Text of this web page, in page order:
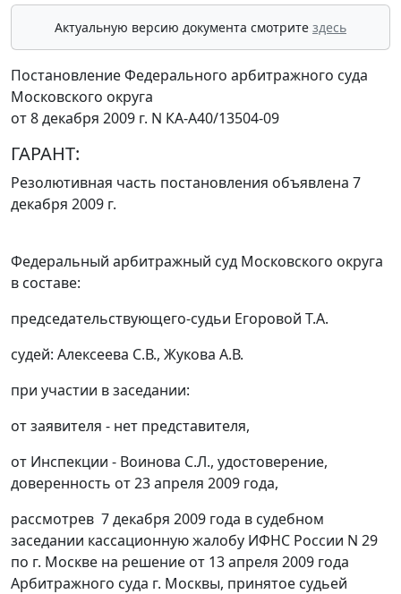
Актуальную версию документа смотрите здесь
Постановление Федерального арбитражного суда
Московского округа
от 8 декабря 2009 г. N КА-А40/13504-09
ГАРАНТ:
Резолютивная часть постановления объявлена 7
декабря 2009 г.
Федеральный арбитражный суд Московского округа
в составе:
председательствующего-судьи Егоровой Т.А.
судей: Алексеева С.В., Жукова А.В.
при участии в заседании:
от заявителя - нет представителя,
от Инспекции - Воинова С.Л., удостоверение,
доверенность от 23 апреля 2009 года,
рассмотрев 7 декабря 2009 года в судебном
заседании кассационную жалобу ИФНС России N 29
по г. Москве на решение от 13 апреля 2009 года
Арбитражного суда г. Москвы, принятое судьей